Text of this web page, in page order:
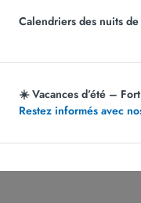
Calendriers des nuits
☀️ Vacances d’été –
Restez informés avec
Les champs obligatoires